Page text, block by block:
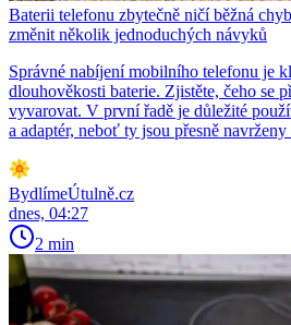
Baterii telefonu zbytečně ničí běžná
změnit několik jednoduchých návyků
Správné nabíjení mobilního telefonu je
dlouhověkosti baterie. Zjistěte, čeho se
vyvarovat. V první řadě je důležité
a adaptér, neboť ty jsou přesně
BydlímeÚtulně.cz
dnes, 04:27
2 min